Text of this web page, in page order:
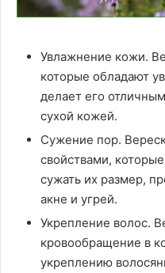
Увлажнение кожи.
которые обладают
делает его
сухой кожей.
Сужение пор.
свойствами,
сужать их размер,
акне и угрей.
Укрепление волос.
кровообращение в
укреплению